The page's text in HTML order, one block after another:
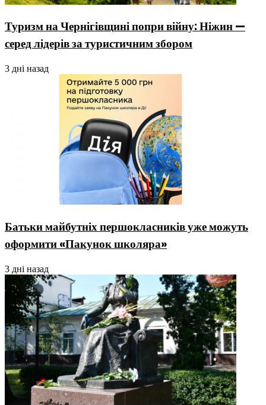
Туризм на Чернігівщині попри війну: Ніжин —
серед лідерів за туристичним збором
3 дні назад
Батьки майбутніх першокласників уже можуть
оформити «Пакунок школяра»
3 дні назад